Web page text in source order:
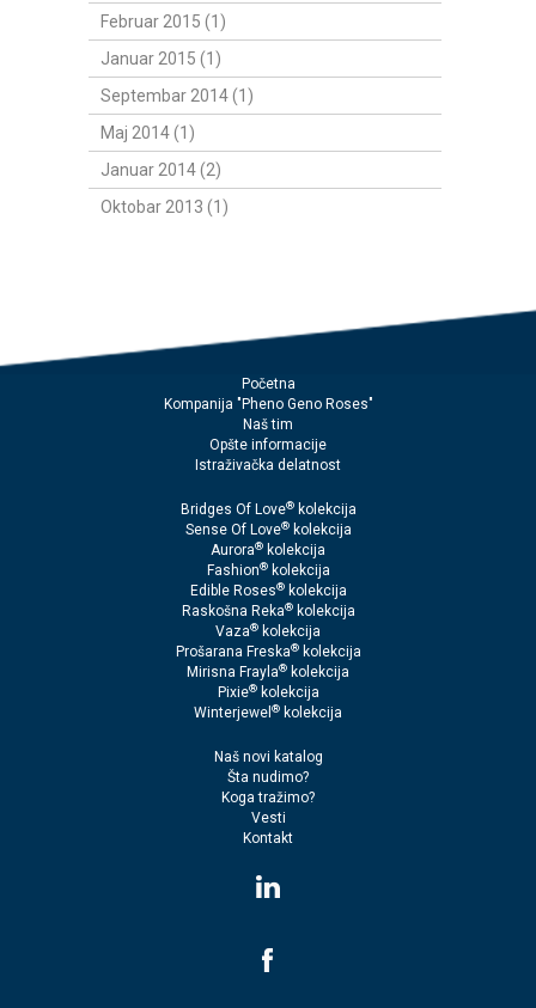
Februar 2015 (1)
Januar 2015 (1)
Septembar 2014 (1)
Maj 2014 (1)
Januar 2014 (2)
Oktobar 2013 (1)
Početna
Kompanija "Pheno Geno Roses"
Naš tim
Opšte informacije
Istraživačka delatnost
Bridges Of Love®kolekcija
Sense Of Love®kolekcija
Aurora® kolekcija
Fashion®kolekcija
Edible Roses®kolekcija
Raskošna Reka®kolekcija
Vaza® kolekcija
Prošarana Freska®kolekcija
Mirisna Frayla® kolekcija
Pixie®kolekcija
Winterjewel ® kolekcija
Naš novi katalog
Šta nudimo?
Koga tražimo?
Vesti
Kontakt